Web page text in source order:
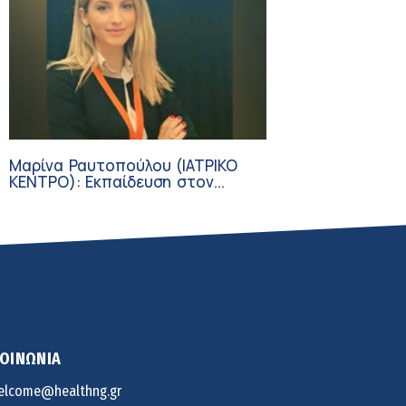
Μαρίνα Ραυτοπούλου (ΙΑΤΡΙΚΟ
ΚΕΝΤΡΟ): Εκπαίδευση στον